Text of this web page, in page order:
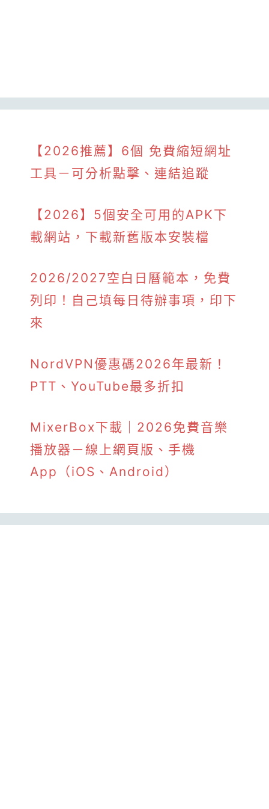
【2026推薦】6個 免費縮短網址
工具－可分析點擊、連結追蹤
【2026】5個安全可用的APK下
載網站，下載新舊版本安裝檔
2026/2027空白日曆範本，免費
列印！自己填每日待辦事項，印下
來
NordVPN優惠碼2026年最新！
PTT、YouTube最多折扣
MixerBox下載｜2026免費音樂
播放器－線上網頁版、手機
App（iOS、Android）